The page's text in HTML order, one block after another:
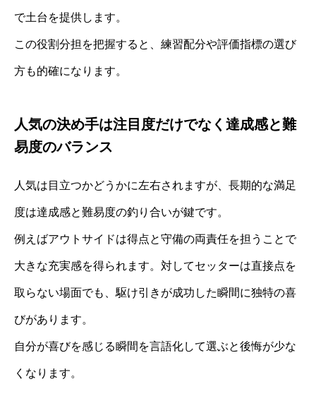
で土台を提供します。
この役割分担を把握すると、練習配分や評価指標の選び
方も的確になります。
人気の決め手は注目度だけでなく達成感と難
易度のバランス
人気は目立つかどうかに左右されますが、長期的な満足
度は達成感と難易度の釣り合いが鍵です。
例えばアウトサイドは得点と守備の両責任を担うことで
大きな充実感を得られます。対してセッターは直接点を
取らない場面でも、駆け引きが成功した瞬間に独特の喜
びがあります。
自分が喜びを感じる瞬間を言語化して選ぶと後悔が少な
くなります。